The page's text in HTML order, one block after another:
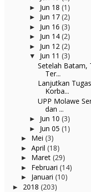
► Jun 18 (1)
► Jun 17 (2)
► Jun 16 (3)
► Jun 14 (2)
► Jun 12 (2)
▼ Jun 11 (3)
Setelah Batam,
Ter...
Lanjutkan
Korba...
UPP Molawe
dan ...
► Jun 10 (3)
► Jun 05 (1)
► Mei (3)
► April (18)
► Maret (29)
► Februari (14)
► Januari (10)
► 2018 (203)